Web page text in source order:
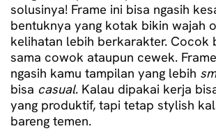
solusinya! Frame ini bisa ngasih
bentuknya yang kotak bikin wajah
kelihatan lebih berkarakter. Cocok
sama cowok ataupun cewek.
ngasih kamu tampilan yang lebih
bisa casual. Kalau dipakai kerja
yang produktif, tapi tetap stylish
bareng temen.